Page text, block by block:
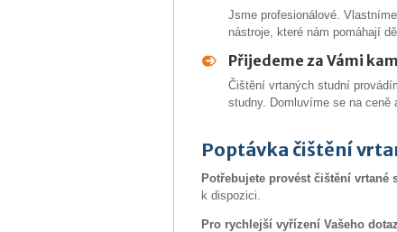
Jsme profesionálové.
nástroje, které nám pomáhají
Přijedeme za Vámi
Čištění vrtaných studní
studny. Domluvíme se na ceně
Poptávka čištění
Potřebujete provést čištění vrtané
k dispozici.
Pro rychlejší vyřízení Vašeho